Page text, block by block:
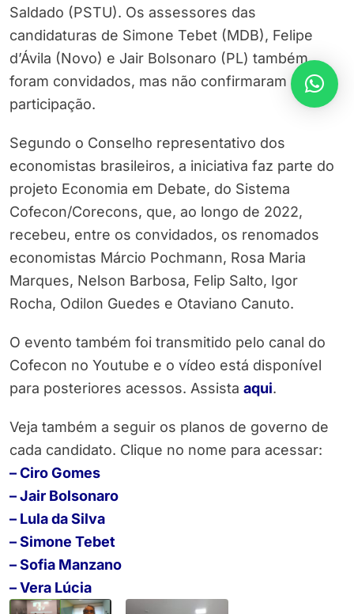
Saldado (PSTU). Os assessores das
candidaturas de Simone Tebet (MDB), Felipe
d’Ávila (Novo) e Jair Bolsonaro (PL) também
foram convidados, mas não confirmaram
participação.
Segundo o Conselho representativo dos
economistas brasileiros, a iniciativa faz parte do
projeto Economia em Debate, do Sistema
Cofecon/Corecons, que, ao longo de 2022,
recebeu, entre os convidados, os renomados
economistas Márcio Pochmann, Rosa Maria
Marques, Nelson Barbosa, Felip Salto, Igor
Rocha, Odilon Guedes e Otaviano Canuto.
O evento também foi transmitido pelo canal do
Cofecon no Youtube e o vídeo está disponível
para posteriores acessos. Assista aqui.
Veja também a seguir os planos de governo de
cada candidato. Clique no nome para acessar:
– Ciro Gomes
– Jair Bolsonaro
– Lula da Silva
– Simone Tebet
– Sofia Manzano
– Vera Lúcia